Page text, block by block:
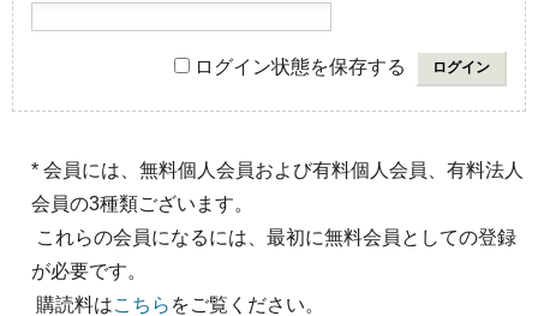
ログイン状態を保存する
* 会員には、無料個人会員および有料個人会員、有料法人
会員の3種類ございます。
これらの会員になるには、最初に無料会員としての登録
が必要です。
購読料はこちら をご覧ください。